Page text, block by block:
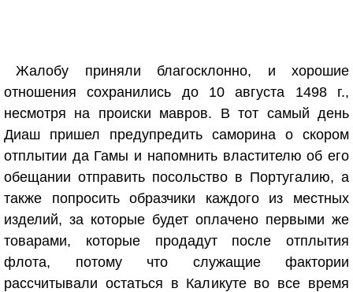
Жалобу приняли благосклонно, и хорошие
отношения сохранились до 10 августа 1498 г.,
несмотря на происки мавров. В тот самый день
Диаш пришел предупредить саморина о скором
отплытии да Гамы и напомнить властителю об его
обещании отправить посольство в Португалию, а
также попросить образчики каждого из местных
изделий, за которые будет оплачено первыми же
товарами, которые продадут после отплытия
флота, потому что служащие фактории
рассчитывали остаться в Каликуте во все время